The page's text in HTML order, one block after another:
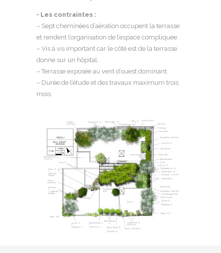
• Les contraintes :
– Sept cheminées d’aération occupent la terrasse
et rendent l’organisation de l’espace compliquée.
– Vis à vis important car le côté est de la terrasse
donne sur un hôpital.
– Terrasse exposée au vent d’ouest dominant.
– Durée de l’étude et des travaux maximum trois
mois.